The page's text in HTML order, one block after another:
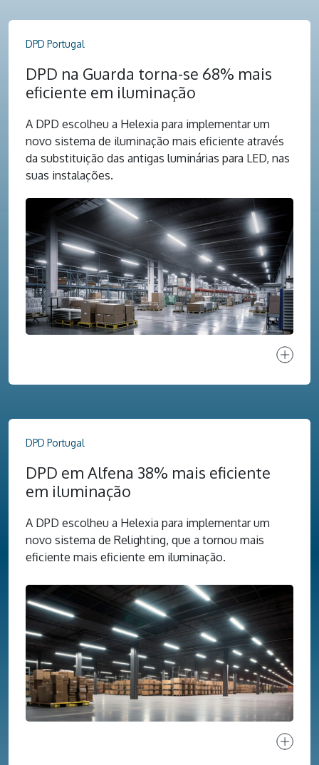
DPD Portugal
DPD na Guarda torna-se 68% mais
eficiente em iluminação
A DPD escolheu a Helexia para implementar um
novo sistema de iluminação mais eficiente através
da substituição das antigas luminárias para LED, nas
suas instalações.
Ver
DPD Portugal
DPD em Alfena 38% mais eficiente
em iluminação
A DPD escolheu a Helexia para implementar um
novo sistema de Relighting, que a tornou mais
eficiente mais eficiente em iluminação.
Ver